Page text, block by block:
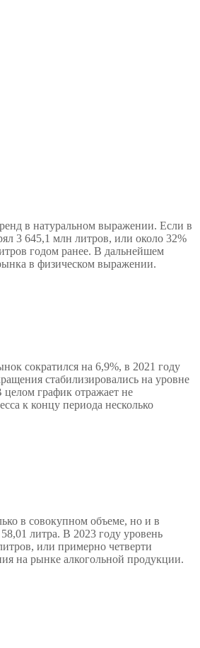
в натуральном выражении. Если в
3 645,1 млн литров, или около 32%
годом ранее. В дальнейшем
в физическом выражении.
сократился на 6,9%, в 2021 году
стабилизировались на уровне
целом график отражает не
к концу периода несколько
в совокупном объеме, но и в
литра. В 2023 году уровень
или примерно четверти
на рынке алкогольной продукции.